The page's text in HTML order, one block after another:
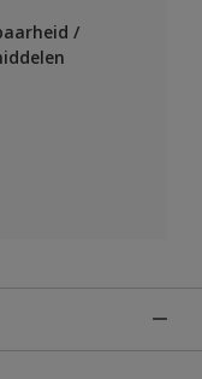
/